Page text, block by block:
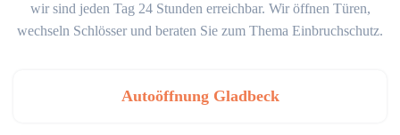
wir sind jeden Tag 24 Stunden erreichbar. Wir öffnen Türen,
wechseln Schlösser und beraten Sie zum Thema Einbruchschutz.
Autoöffnung Gladbeck